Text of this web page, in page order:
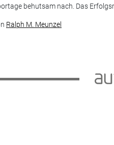
behutsam nach. Das
Ralph M. Meunzel